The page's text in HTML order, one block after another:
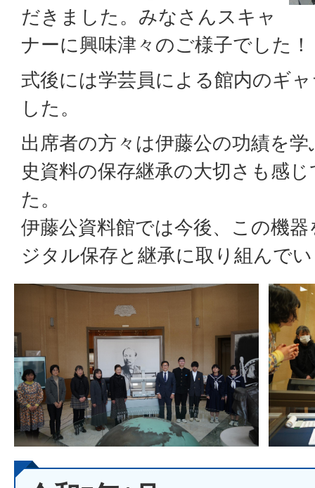
だきました。みなさんスキャ
ナーに興味津々のご様子でした！
式後には学芸員による館内のギ
した。
出席者の方々は伊藤公の功績を
史資料の保存継承の大切さも感
た。
伊藤公資料館では今後、この機
ジタル保存と継承に取り組んで